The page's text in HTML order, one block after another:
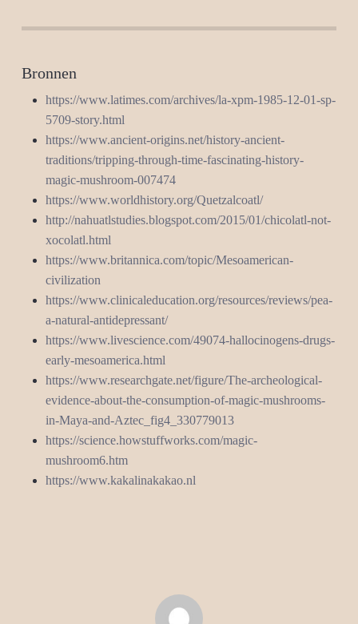
Bronnen
https://www.latimes.com/archives/la-xpm-1985-12-01-sp-
5709-story.html
https://www.ancient-origins.net/history-ancient-
traditions/tripping-through-time-fascinating-history-
magic-mushroom-007474
https://www.worldhistory.org/Quetzalcoatl/
http://nahuatlstudies.blogspot.com/2015/01/chicolatl-not-
xocolatl.html
https://www.britannica.com/topic/Mesoamerican-
civilization
https://www.clinicaleducation.org/resources/reviews/pea-
a-natural-antidepressant/
https://www.livescience.com/49074-hallocinogens-drugs-
early-mesoamerica.html
https://www.researchgate.net/figure/The-archeological-
evidence-about-the-consumption-of-magic-mushrooms-
in-Maya-and-Aztec_fig4_330779013
https://science.howstuffworks.com/magic-
mushroom6.htm
https://www.kakalinakakao.nl